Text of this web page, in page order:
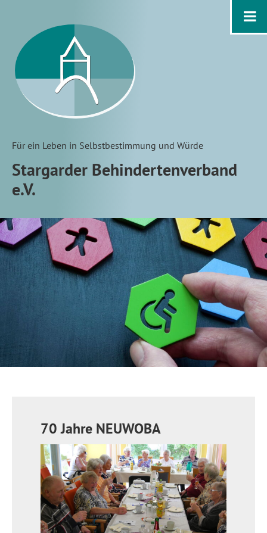
Für ein Leben in Selbstbestimmung und Würde
Stargarder Behindertenverband
e.V.
70 Jahre NEUWOBA